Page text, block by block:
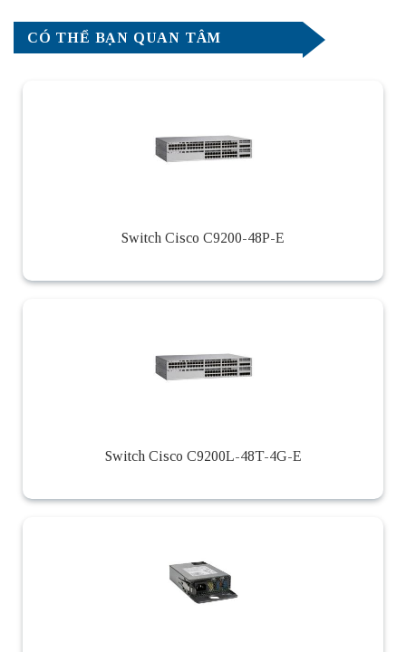
CÓ THỂ BẠN QUAN TÂM
Switch Cisco C9200-48P-E
Switch Cisco C9200L-48T-4G-E